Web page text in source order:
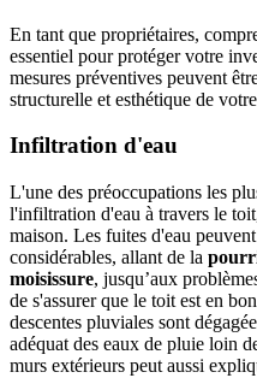
En tant que propriétaires,
essentiel pour protéger votre
mesures préventives peuvent
structurelle et esthétique de
Infiltration d'eau
L'une des préoccupations les
l'infiltration d'eau à travers le
maison. Les fuites d'eau
considérables, allant de la
moisissure, jusqu’aux
de s'assurer que le toit est en
descentes pluviales sont
adéquat des eaux de pluie loin
murs extérieurs peut aussi